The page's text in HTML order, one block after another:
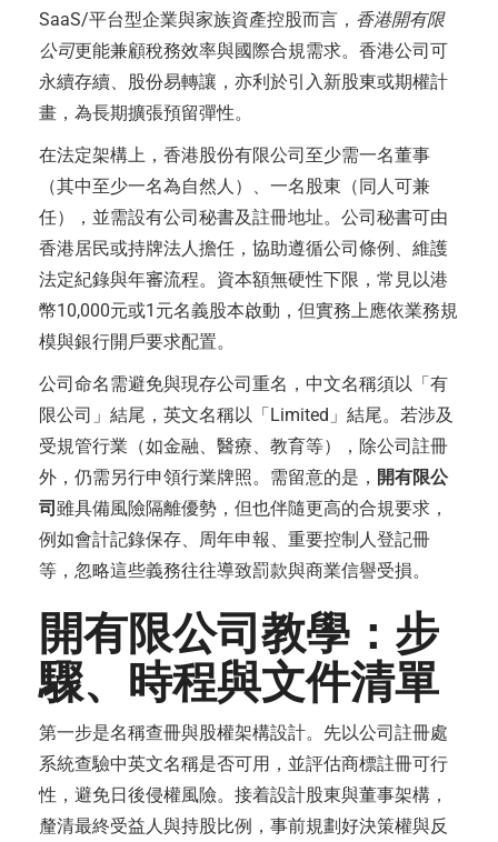
SaaS/平台型企業與家族資產控股而言， 香港開有限
公司更能兼顧稅務效率與國際合規需求。香港公司可
永續存續、股份易轉讓，亦利於引入新股東或期權計
畫，為長期擴張預留彈性。
在法定架構上，香港股份有限公司至少需一名董事
（其中至少一名為自然人）、一名股東（同人可兼
任），並需設有公司秘書及註冊地址。公司秘書可由
香港居民或持牌法人擔任，協助遵循公司條例、維護
法定紀錄與年審流程。資本額無硬性下限，常見以港
幣10,000元或1元名義股本啟動，但實務上應依業務規
模與銀行開戶要求配置。
公司命名需避免與現存公司重名，中文名稱須以「有
限公司」結尾，英文名稱以「Limited」結尾。若涉及
受規管行業（如金融、醫療、教育等），除公司註冊
外，仍需另行申領行業牌照。需留意的是， 開有限公
司 雖具備風險隔離優勢，但也伴隨更高的合規要求，
例如會計記錄保存、周年申報、重要控制人登記冊
等，忽略這些義務往往導致罰款與商業信譽受損。
開有限公司教學：步
驟、時程與文件清單
第一步是名稱查冊與股權架構設計。先以公司註冊處
系統查驗中英文名稱是否可用，並評估商標註冊可行
性，避免日後侵權風險。接着設計股東與董事架構，
釐清最終受益人與持股比例，事前規劃好決策權與反